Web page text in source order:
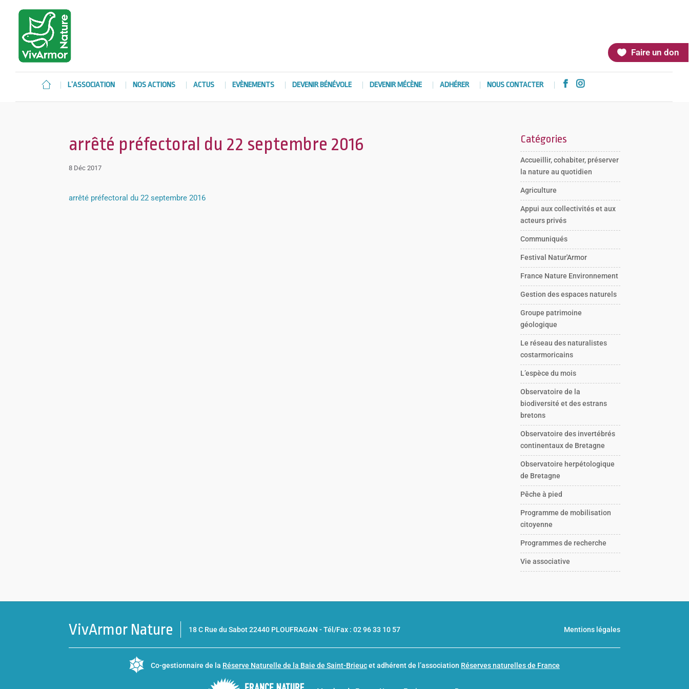
Faire un don
L’ASSOCIATION NOS ACTIONS ACTUS EVÈNEMENTS DEVENIR BÉNÉVOLE DEVENIR MÉCÈNE ADHÉRER NOUS CONTACTER  
arrêté préfectoral du 22 septembre 2016
8 Déc 2017
arrêté préfectoral du 22 septembre 2016
Catégories
Accueillir, cohabiter, préserver
la nature au quotidien
Agriculture
Appui aux collectivités et aux
acteurs privés
Communiqués
Festival Natur'Armor
France Nature Environnement
Gestion des espaces naturels
Groupe patrimoine
géologique
Le réseau des naturalistes
costarmoricains
L’espèce du mois
Observatoire de la
biodiversité et des estrans
bretons
Observatoire des invertébrés
continentaux de Bretagne
Observatoire herpétologique
de Bretagne
Pêche à pied
Programme de mobilisation
citoyenne
Programmes de recherche
Vie associative
VivArmor Nature 18 C Rue du Sabot 22440 PLOUFRAGAN -Tél/Fax : 02 96 33 10 57 Mentions légales
Co-gestionnaire de la Réserve Naturelle de la Baie de Saint-Brieucet adhérent de l’association Réserves naturelles de France